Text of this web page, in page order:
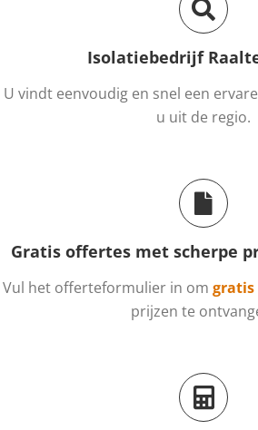
Isolatiebedrijf
U vindt eenvoudig en snel een
u uit de regio.
Gratis offertes met scherpe
Vul het offerteformulier in om gratis
prijzen te